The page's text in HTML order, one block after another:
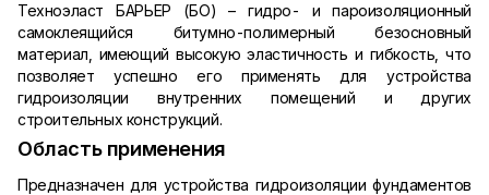
Техноэласт БАРЬЕР (БО) – гидро- и пароизоляционный
самоклеящийся битумно-полимерный безосновный
материал, имеющий высокую эластичность и гибкость, что
позволяет успешно его применять для устройства
гидроизоляции внутренних помещений и других
строительных конструкций.
Область применения
Предназначен для устройства гидроизоляции фундаментов